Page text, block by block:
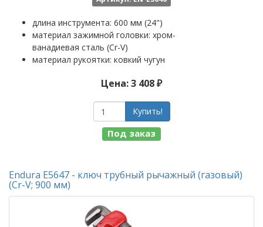
длина инструмента: 600 мм (24")
материал зажимной головки: хром-
ванадиевая сталь (Cr-V)
материал рукоятки: ковкий чугун
Цена: 3 408 ₽
Купить!
Под заказ
Endura E5647 - ключ трубный рычажный (газовый)
(Cr-V; 900 мм)